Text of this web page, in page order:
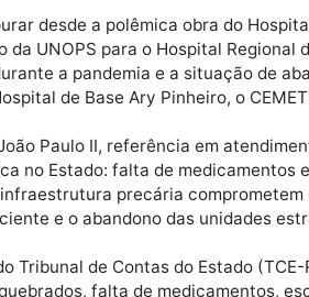
enfrentado por milhares de
feira (9). O deputado Delegado
destinada a investigar
desde a polêmica obra do
da UNOPS para o Hospital
durante a pandemia e a
Hospital de Base Ary Pinheiro, o
João Paulo II, referência em